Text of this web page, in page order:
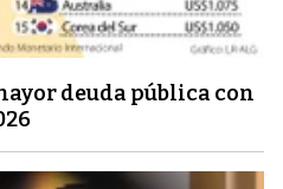
deuda pública con